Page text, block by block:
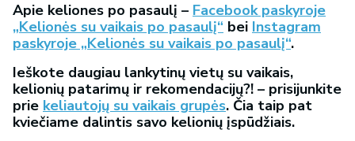
Apie keliones po pasaulį – Facebook paskyroje
„Kelionės su vaikais po pasaulį“ bei Instagram
paskyroje „Kelionės su vaikais po pasaulį“.
Ieškote daugiau lankytinų vietų su vaikais,
kelionių patarimų ir rekomendacijų?! – prisijunkite
prie keliautojų su vaikais grupės. Čia taip pat
kviečiame dalintis savo kelionių įspūdžiais.